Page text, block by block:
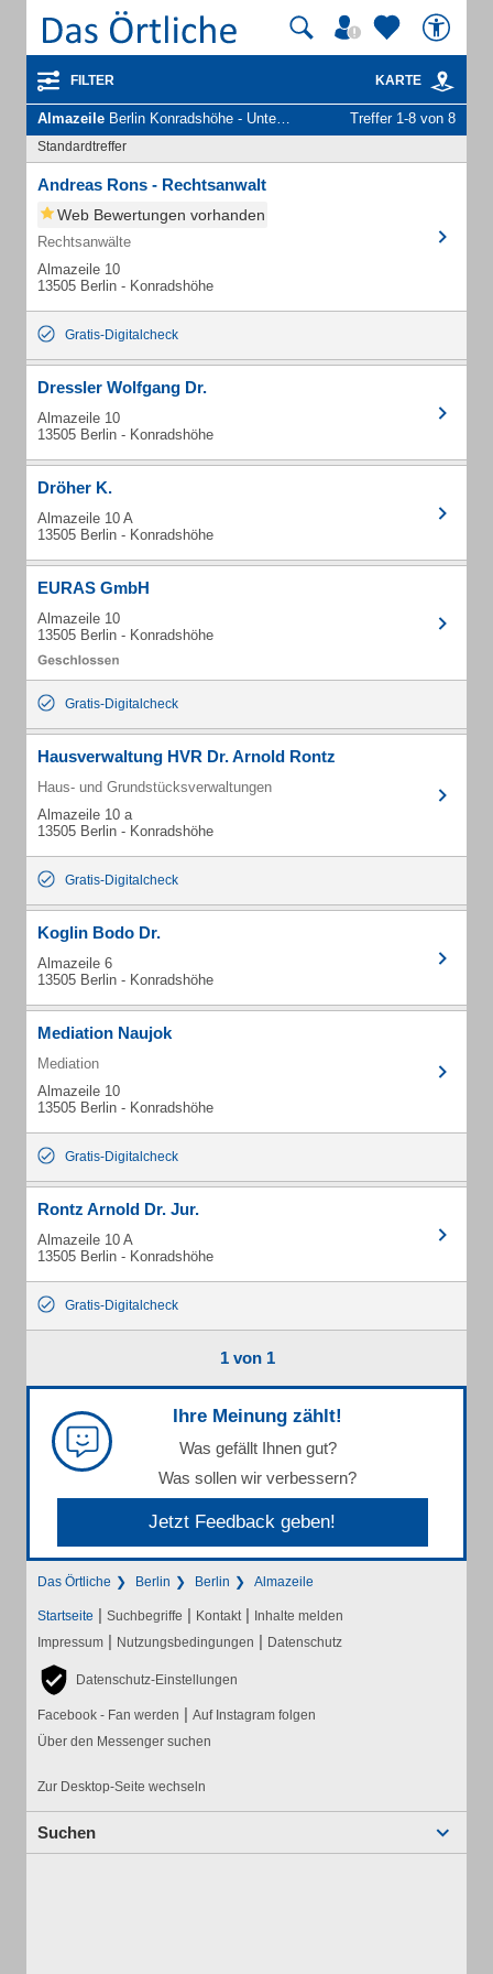
FILTER KARTE
Almazeile Berlin Konradshöhe - Unternehmen und Personen Treffer 1-8 von 8
Standardtreffer
Andreas Rons - Rechtsanwalt
Web Bewertungen vorhanden
Rechtsanwälte
Almazeile 10
13505 Berlin - Konradshöhe
Gratis-Digitalcheck
Dressler Wolfgang Dr.
Almazeile 10
13505 Berlin - Konradshöhe
Dröher K.
Almazeile 10 A
13505 Berlin - Konradshöhe
EURAS GmbH
Almazeile 10
13505 Berlin - Konradshöhe
Gratis-Digitalcheck
Hausverwaltung HVR Dr. Arnold Rontz
Haus- und Grundstücksverwaltungen
Almazeile 10 a
13505 Berlin - Konradshöhe
Gratis-Digitalcheck
Koglin Bodo Dr.
Almazeile 6
13505 Berlin - Konradshöhe
Mediation Naujok
Mediation
Almazeile 10
13505 Berlin - Konradshöhe
Gratis-Digitalcheck
Rontz Arnold Dr. Jur.
Almazeile 10 A
13505 Berlin - Konradshöhe
Gratis-Digitalcheck
1 von 1
Ihre Meinung zählt!
Was gefällt Ihnen gut?
Was sollen wir verbessern?
Jetzt Feedback geben!
Das Örtliche Berlin Berlin Almazeile
Startseite | Suchbegriffe | Kontakt | Inhalte melden
Impressum | Nutzungsbedingungen | Datenschutz
Datenschutz-Einstellungen
Facebook - Fan werden | Auf Instagram folgen
Über den Messenger suchen
Zur Desktop-Seite wechseln
Suchen